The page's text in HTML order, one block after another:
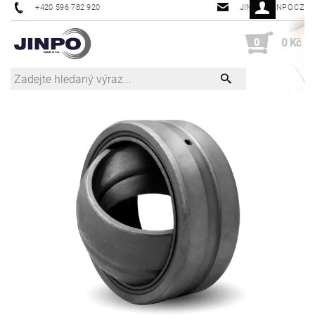
+420 596 782 920 JINPO@JINPO.CZ
0 0 Kč